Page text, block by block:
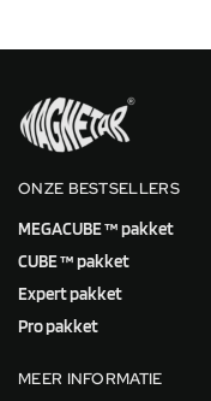
ONZE BESTSELLERS
MEGACUBE ™ pakket
CUBE ™ pakket
Expert pakket
Pro pakket
MEER INFORMATIE